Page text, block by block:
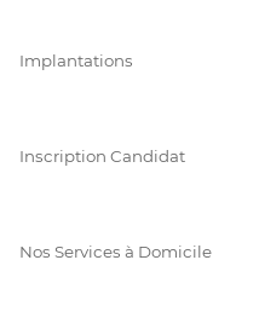
Implantations
Inscription Candidat
Nos Services à Domicile